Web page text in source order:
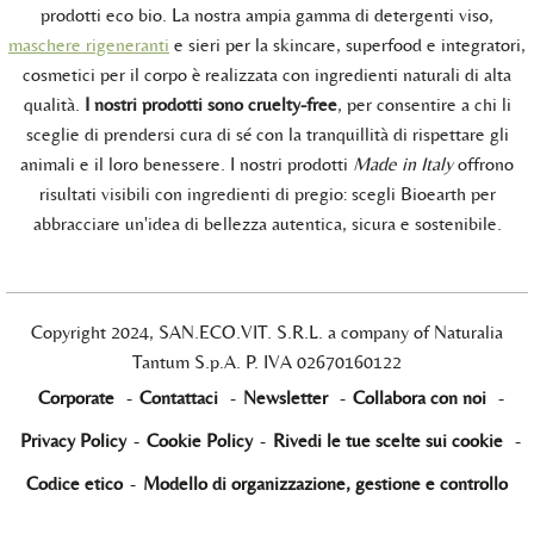
prodotti eco bio. La nostra ampia gamma di detergenti viso,
maschere rigeneranti e sieri per la skincare, superfood e integratori,
cosmetici per il corpo è realizzata con ingredienti naturali di alta
qualità. I nostri prodotti sono cruelty-free, per consentire a chi li
sceglie di prendersi cura di sé con la tranquillità di rispettare gli
animali e il loro benessere. I nostri prodotti Made in Italyoffrono
risultati visibili con ingredienti di pregio: scegli Bioearth per
abbracciare un'idea di bellezza autentica, sicura e sostenibile.
Copyright 2024, SAN.ECO.VIT. S.R.L. a company of Naturalia
Tantum S.p.A. P. IVA 02670160122
Corporate - Contattaci - Newsletter - Collabora con noi -
Privacy Policy - Cookie Policy - Rivedi le tue scelte sui cookie -
Codice etico - Modello di organizzazione, gestione e controllo